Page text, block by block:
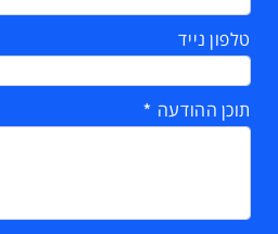
טלפון נייד
תוכן ההודעה